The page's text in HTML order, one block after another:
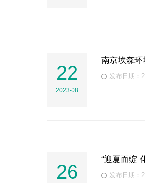
22
2023-08
南京埃森环
发布日期：
26
“迎夏而绽
发布日期：